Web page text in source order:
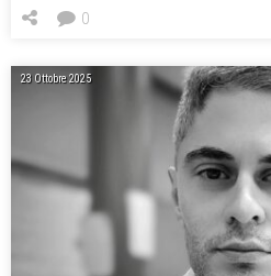
0
23 Ottobre 2025